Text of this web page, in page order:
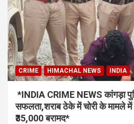
CRIME HIMACHAL NEWS INDIA
*INDIA CRIME NEWS कांगड़ा
सफलता,शराब ठेके में चोरी के मामले में
₹35,000 बरामद*